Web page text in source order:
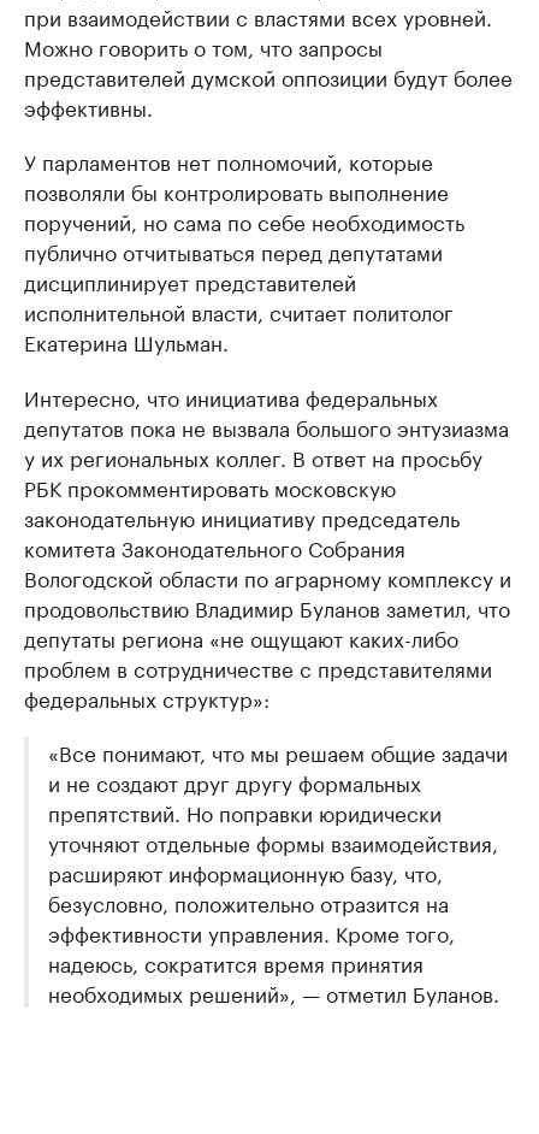
при взаимодействии с властями всех уровней.
Можно говорить о том, что запросы
представителей думской оппозиции будут более
эффективны.
У парламентов нет полномочий, которые
позволяли бы контролировать выполнение
поручений, но сама по себе необходимость
публично отчитываться перед депутатами
дисциплинирует представителей
исполнительной власти, считает политолог
Екатерина Шульман.
Интересно, что инициатива федеральных
депутатов пока не вызвала большого энтузиазма
у их региональных коллег. В ответ на просьбу
РБК прокомментировать московскую
законодательную инициативу председатель
комитета Законодательного Собрания
Вологодской области по аграрному комплексу и
продовольствию Владимир Буланов заметил, что
депутаты региона «не ощущают каких-либо
проблем в сотрудничестве с представителями
федеральных структур»:
«Все понимают, что мы решаем общие задачи
и не создают друг другу формальных
препятствий. Но поправки юридически
уточняют отдельные формы взаимодействия,
расширяют информационную базу, что,
безусловно, положительно отразится на
эффективности управления. Кроме того,
надеюсь, сократится время принятия
необходимых решений», — отметил Буланов.